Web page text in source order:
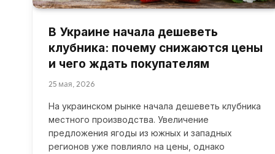
В Украине начала дешеветь
клубника: почему снижаются цены
и чего ждать покупателям
25 мая, 2026
На украинском рынке начала дешеветь клубника
местного производства. Увеличение
предложения ягоды из южных и западных
регионов уже повлияло на цены, однако